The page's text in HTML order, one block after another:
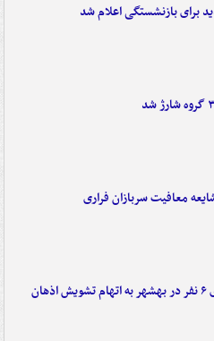
برای بازنشستگی اعلام شد
معافیت سربازان فراری
دستگیری ۶ نفر در بهشهر به اتهام تشویش اذهان